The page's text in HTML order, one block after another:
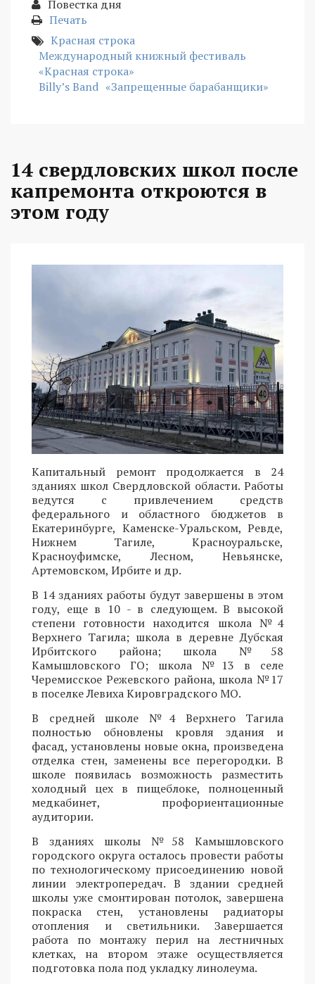
Повестка дня
Печать
Красная строка
Международный книжный фестиваль
«Красная строка»
Billy’s Band «Запрещенные барабанщики»
14 свердловских школ после
капремонта откроются в
этом году
Капитальный ремонт продолжается в 24
зданиях школ Свердловской области. Работы
ведутся с привлечением средств
федерального и областного бюджетов в
Екатеринбурге, Каменске-Уральском, Ревде,
Нижнем Тагиле, Красноуральске,
Красноуфимске, Лесном, Невьянске,
Артемовском, Ирбите и др.
В 14 зданиях работы будут завершены в этом
году, еще в 10 - в следующем. В высокой
степени готовности находится школа №4
Верхнего Тагила; школа в деревне Дубская
Ирбитского района; школа №58
Камышловского ГО; школа №13 в селе
Черемисское Режевского района, школа №17
в поселке Левиха Кировградского МО.
В средней школе №4 Верхнего Тагила
полностью обновлены кровля здания и
фасад, установлены новые окна, произведена
отделка стен, заменены все перегородки. В
школе появилась возможность разместить
холодный цех в пищеблоке, полноценный
медкабинет, профориентационные
аудитории.
В зданиях школы №58 Камышловского
городского округа осталось провести работы
по технологическому присоединению новой
линии электропередач. В здании средней
школы уже смонтирован потолок, завершена
покраска стен, установлены радиаторы
отопления и светильники. Завершается
работа по монтажу перил на лестничных
клетках, на втором этаже осуществляется
подготовка пола под укладку линолеума.